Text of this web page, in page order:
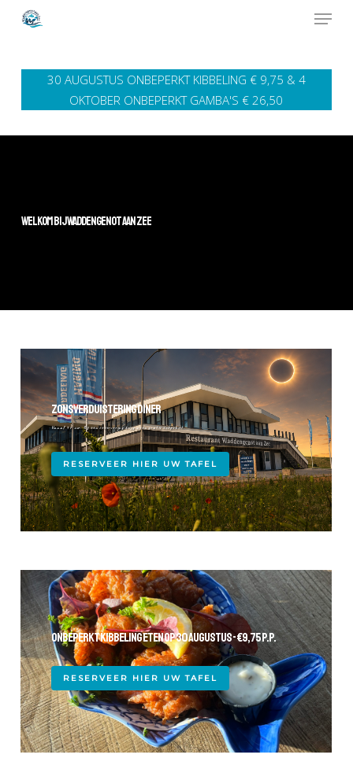
Skip
content30 AUGUSTUS ONBEPERKT KIBBELING € 9,75 & 4
OKTOBER ONBEPERKT GAMBA'S € 26,50
WELKOM BIJ WADDENGENOT AAN ZEE
ZONSVERDUISTERING DINER
Vanaf 17 uur. Bij een reservering krijg u een gratis eclipsbril
RESERVEER HIER UW TAFEL
ONBEPERKT KIBBELING ETEN OP 30 AUGUSTUS - €9,75 P.P.
RESERVEER HIER UW TAFEL
Menu